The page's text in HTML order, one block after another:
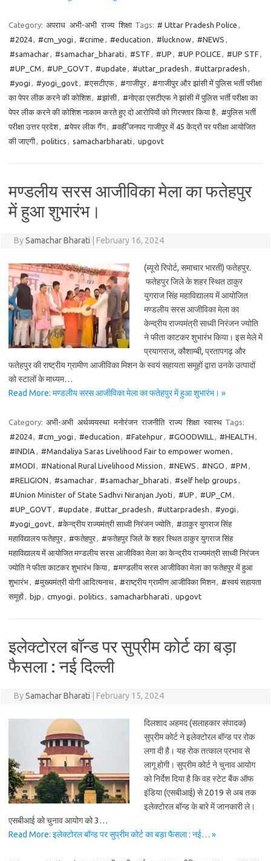
Category: अपराध अभी-अभी राज्य शिक्षा Tags: # Uttar Pradesh Police ,
#2024, #cm_yogi , #crime , #education , #lucknow, #NEWS ,
#samachar, #samachar_bharati , #STF, #UP , #UP POLICE, #UP STF,
#UP_CM , #UP_GOVT , #update , #uttar_pradesh , #uttarpradesh ,
#yogi , #yogi_govt, #एसटीएफ, #गाजीपुर, #गाजीपुर और झांसी में पुलिस भर्ती परीक्षा
का पेपर लीक करने की कोशिश, #झांसी, #नोएडा एसटीएफ ने झांसी में पुलिस भर्ती परीक्षा का
पेपर लीक करने की कोशिश नाकाम करते हुए दो आरोपियों को गिरफ्तार किया है, #पुलिस भर्ती
परीक्षा उत्तर प्रदेश, #पेपर लीक गैंग, #वहीँ जनपद गाजीपुर में 45 केंद्रों पर परीक्षा आयोजित
की जाएगी, politics , samacharbharati , upgovt
मण्डलीय सरस आजीविका मेला का फतेहपुर
में हुआ शुभारंभ।
BySamachar Bharati February 16, 2024
(ब्यूरो रिपोर्ट, समाचार भारती) फतेहपुर.
फतेहपुर जिले के शहर स्थित ठाकुर
युगराज सिंह महाविद्यालय में आयोजित
मण्डलीय सरस आजीविका मेला का
केन्द्रीय राज्यमंत्री साध्वी निरंजन ज्योति
ने फीता काटकर शुभारंभ किया। इस मेले में
प्रयागराज, कौशाम्बी, प्रतापगढ़ और
फतेहपुर की राष्ट्रीय ग्रामीण आजीविका मिशन के स्वयं सहायता समूहों द्वारा उनके उत्पादों
को स्टालों के माध्यम…
Read More: मण्डलीय सरस आजीविका मेला का फतेहपुर में हुआ शुभारंभ। »
Category: अभी-अभी अर्थव्ययस्था मनोरंजन राजनीति राज्य शिक्षा स्वास्थ Tags:
#2024, #cm_yogi , #education , #Fatehpur, #GOODWILL , #HEALTH ,
#INDIA , #Mandaliya Saras Livelihood Fair to empower women ,
#MODI , #National Rural Livelihood Mission , #NEWS , #NGO , #PM ,
#RELIGION , #samachar, #samachar_bharati , #self help groups ,
#Union Minister of State Sadhvi Niranjan Jyoti , #UP , #UP_CM ,
#UP_GOVT , #update , #uttar_pradesh , #uttarpradesh , #yogi ,
#yogi_govt, #केन्द्रीय राज्यमंत्री साध्वी निरंजन ज्योति, #ठाकुर युगराज सिंह
महाविद्यालय फतेहपुर, #फतेहपुर, #फतेहपुर जिले के शहर स्थित ठाकुर युगराज सिंह
महाविद्यालय में आयोजित मण्डलीय सरस आजीविका मेला का केन्द्रीय राज्यमंत्री साध्वी निरंजन
ज्योति ने फीता काटकर शुभारंभ किया, #मण्डलीय सरस आजीविका मेला का फतेहपुर में हुआ
शुभारंभ, #मुख्यमंत्री योगी आदित्यनाथ, #राष्ट्रीय ग्रामीण आजीविका मिशन, #स्वयं सहायता
समूहों, bjp , cmyogi , politics , samacharbharati , upgovt
इलेक्टोरल बॉन्ड पर सुप्रीम कोर्ट का बड़ा
फैसला : नई दिल्ली
BySamachar Bharati February 15, 2024
दिलशाद अहमद (सलाहकार संपादक)
सुप्रीम कोर्ट ने इलेक्टोरल बॉन्ड पर रोक
लगा दी है। यह रोक तत्काल प्रभाव से
लागू होगी। सुप्रीम कोर्ट ने चुनाव आयोग
को निर्देश दिया है कि वह स्टेट बैंक ऑफ
इंडिया (एसबीआई) से 2019 से अब तक
इलेक्टोरल बॉन्ड के बारे में जानकारी ले।
एसबीआई को चुनाव आयोग को 3…
Read More: इलेक्टोरल बॉन्ड पर सुप्रीम कोर्ट का बड़ा फैसला : नई… »